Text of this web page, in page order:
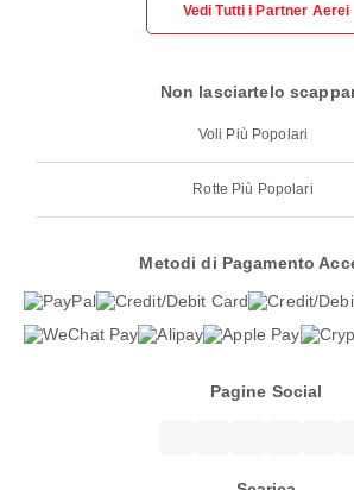
Vedi Tutti i Partner Aerei
Non lasciartelo
Voli Più Popolari
Rotte Più Popolari
Metodi di Pagamento
Pagine Social